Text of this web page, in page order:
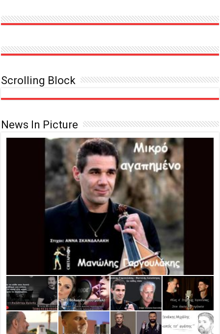
ΣΤΟΝ
ΕΡΩΤΑ
music
video
Scrolling Block
News In Picture